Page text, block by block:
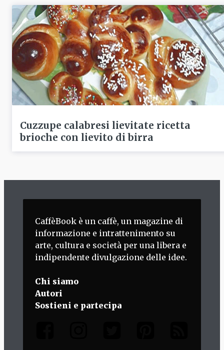
Cuzzupe calabresi lievitate ricetta
brioche con lievito di birra
CaffèBook è un caffè, un magazine di
informazione e intrattenimento su
arte, cultura e società per una libera e
indipendente divulgazione delle idee.
Chi siamo
Autori
Sostieni e partecipa